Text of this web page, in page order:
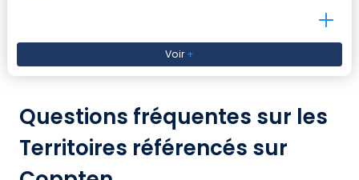
Voir+
Questions fréquentes sur les
Territoires référencés sur